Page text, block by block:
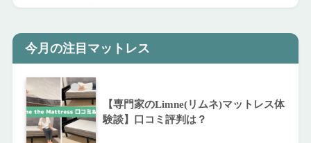
今月の注目マットレス
【専門家のLimne(リムネ)マットレス体
験談】口コミ評判は？